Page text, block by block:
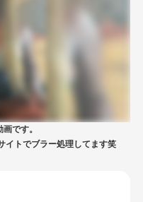
です。
イトでブラー処理してます笑